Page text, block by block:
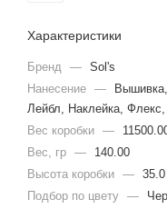
Характеристики
Бренд — Sol's
Нанесение —
Лейбл, Наклейка,
Вес коробки —
Вес, гр —
140.00
Высота коробки — 35.0
Подбор по цвету —